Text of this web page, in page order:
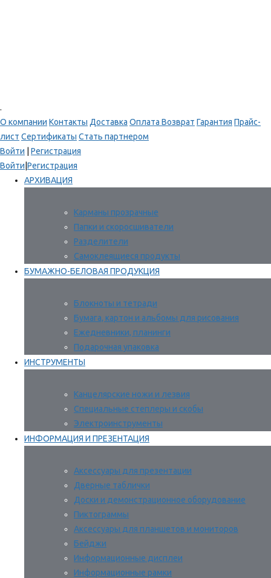
.
О компании Контакты Доставка Оплата Возврат Гарантия Прайс-
лист Сертификаты Стать партнером
Войти
Регистрация
Войти Регистрация
АРХИВАЦИЯ
Карманы прозрачные
Папки и скоросшиватели
Разделители
Самоклеящиеся продукты
БУМАЖНО-БЕЛОВАЯ ПРОДУКЦИЯ
Блокноты и тетради
Бумага, картон и альбомы для рисования
Ежедневники, планинги
Подарочная упаковка
ИНСТРУМЕНТЫ
Канцелярские ножи и лезвия
Специальные степлеры и скобы
Электроинструменты
ИНФОРМАЦИЯ И ПРЕЗЕНТАЦИЯ
Аксессуары для презентации
Дверные таблички
Доски и демонстрационное оборудование
Пиктограммы
Аксессуары для планшетов и мониторов
Бейджи
Информационные дисплеи
Информационные рамки